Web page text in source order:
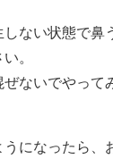
ない状態で鼻
。
ないでやって
になったら、